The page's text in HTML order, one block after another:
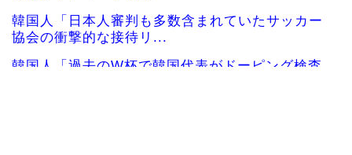
韓国人「日本人審判も多数含まれていたサッカー
協会の衝撃的な接待リ...
韓国人「過去のW杯で韓国代表がドーピング検査